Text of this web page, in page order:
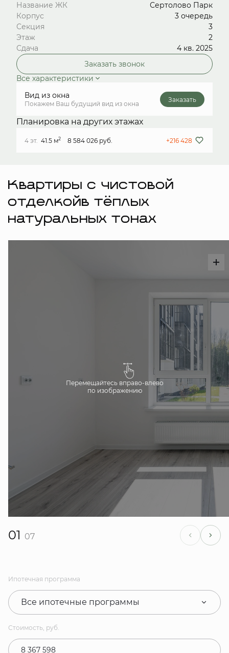
Название ЖК
Сертолово Парк
Корпус
3 очередь
Секция
3
Этаж
2
Сдача
4 кв. 2025
Заказать звонок
Все характеристики
Вид из окна
Покажем Ваш будущий вид из окна
Заказать
Планировка на других этажах
4 эт. 41.5 м2 8 584 026 руб. +216 428
Квартиры с чистовой
отделкойв тёплых
натуральных тонах
Перемещайтесь вправо-влево
по изображению
01 07
Ипотечная программа
Все ипотечные программы
Стоимость, руб.